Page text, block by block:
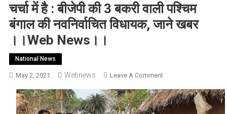
चर्चा में है : बीजेपी की 3 बकरी वाली पश्चिम
बंगाल की नवनिर्वाचित विधायक, जाने खबर
।।web News।।
National News
May 2, 2021 Webnews Leave A CommentOn
में
है